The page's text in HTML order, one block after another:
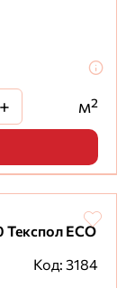
+ м²
ECO
Код: 3184